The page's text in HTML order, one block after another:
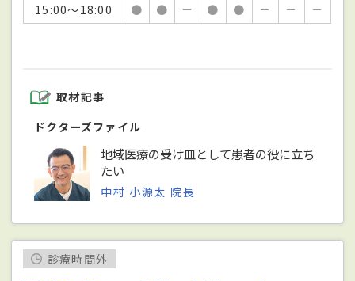
15:00～18:00
● ● － ● ● － － －
取材記事
ドクターズファイル
地域医療の受け皿として患者の役に立ち
たい
中村 小源太 院長
診療時間外